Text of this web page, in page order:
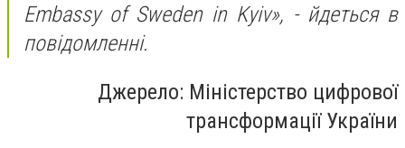
Embassy of Sweden in Kyiv», - йдеться в
повідомленні.
Джерело: Міністерство цифрової
трансформації України